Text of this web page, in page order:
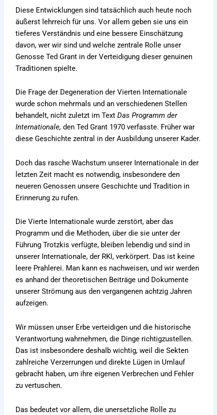
Diese Entwicklungen sind tatsächlich auch heute noch
äußerst lehrreich für uns. Vor allem geben sie uns ein
tieferes Verständnis und eine bessere Einschätzung
davon, wer wir sind und welche zentrale Rolle unser
Genosse Ted Grant in der Verteidigung dieser genuinen
Traditionen spielte.
Die Frage der Degeneration der Vierten Internationale
wurde schon mehrmals und an verschiedenen Stellen
behandelt, nicht zuletzt im TextDas Programm der
Internationale,den Ted Grant 1970 verfasste. Früher war
diese Geschichte zentral in der Ausbildung unserer Kader.
Doch das rasche Wachstum unserer Internationale in der
letzten Zeit macht es notwendig, insbesondere den
neueren Genossen unsere Geschichte und Tradition in
Erinnerung zu rufen.
Die Vierte Internationale wurde zerstört, aber das
Programm und die Methoden, über die sie unter der
Führung Trotzkis verfügte, bleiben lebendig und sind in
unserer Internationale, der RKI, verkörpert. Das ist keine
leere Prahlerei. Man kann es nachweisen, und wir werden
es anhand der theoretischen Beiträge und Dokumente
unserer Strömung aus den vergangenen achtzig Jahren
aufzeigen.
Wir müssen unser Erbe verteidigen und die historische
Verantwortung wahrnehmen, die Dinge richtigzustellen.
Das ist insbesondere deshalb wichtig, weil die Sekten
zahlreiche Verzerrungen und direkte Lügen in Umlauf
gebracht haben, um ihre eigenen Verbrechen und Fehler
zu vertuschen.
Das bedeutet vor allem, die unersetzliche Rolle zu